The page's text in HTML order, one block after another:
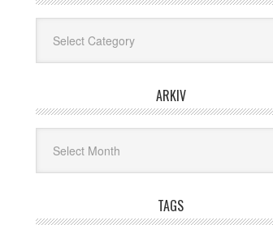
ARKIV
TAGS